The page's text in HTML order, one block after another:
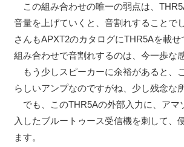
この組み合わせの唯一の弱点は、
音量を上げていくと、音割れすることで
さんもAPXT2のカタログにTHR5Aを載
組み合わせで音割れするのは、今一歩な
もう少しスピーカーに余裕があると、
らしいアンプなのですがね、少し残念な所
でも、このTHR5Aの外部入力に、アマ
入したブルートゥース受信機を刺して、
ます。